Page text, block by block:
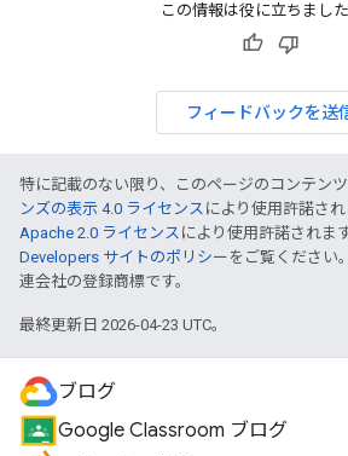
この情報は役に立ちまし
フィードバックを送
特に記載のない限り、このページのコンテン
ンズの表示 4.0 ライセンス により使用許諾さ
Apache 2.0 ライセンス により使用許諾されま
Developers サイトのポリシー をご覧ください
連会社の登録商標です。
最終更新日 2026-04-23 UTC。
ブログ
Google Classroom ブログ